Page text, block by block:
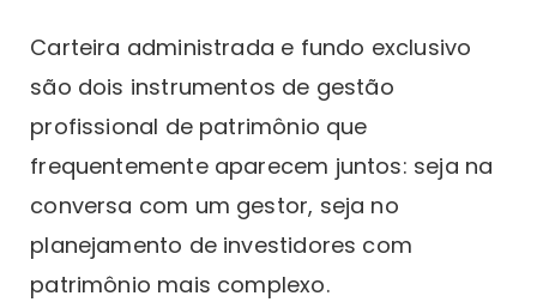
Carteira administrada e fundo exclusivo
são dois instrumentos de gestão
profissional de patrimônio que
frequentemente aparecem juntos: seja na
conversa com um gestor, seja no
planejamento de investidores com
patrimônio mais complexo.